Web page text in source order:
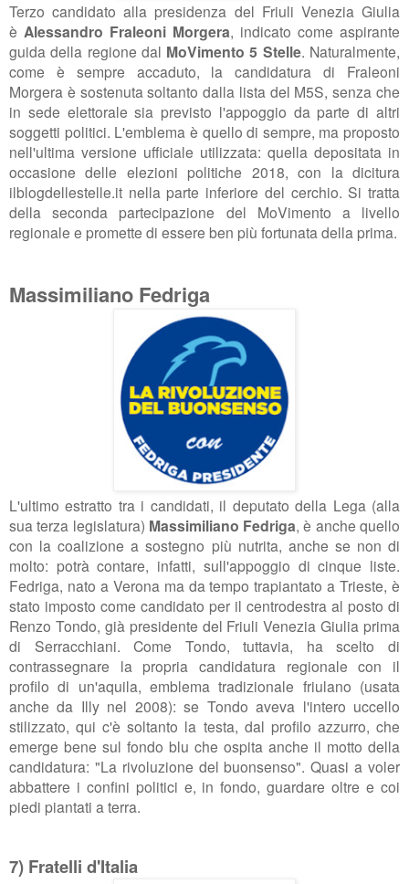
Terzo candidato alla presidenza del Friuli Venezia Giulia
è Alessandro Fraleoni Morgera, indicato come aspirante
guida della regione dal MoVimento 5 Stelle. Naturalmente,
come è sempre accaduto, la candidatura di Fraleoni
Morgera è sostenuta soltanto dalla lista del M5S, senza che
in sede elettorale sia previsto l'appoggio da parte di altri
soggetti politici. L'emblema è quello di sempre, ma proposto
nell'ultima versione ufficiale utilizzata: quella depositata in
occasione delle elezioni politiche 2018, con la dicitura
ilblogdellestelle.it nella parte inferiore del cerchio. Si tratta
della seconda partecipazione del MoVimento a livello
regionale e promette di essere ben più fortunata della prima.
Massimiliano Fedriga
L'ultimo estratto tra i candidati, il deputato della Lega (alla
sua terza legislatura) Massimiliano Fedriga, è anche quello
con la coalizione a sostegno più nutrita, anche se non di
molto: potrà contare, infatti, sull'appoggio di cinque liste.
Fedriga, nato a Verona ma da tempo trapiantato a Trieste, è
stato imposto come candidato per il centrodestra al posto di
Renzo Tondo, già presidente del Friuli Venezia Giulia prima
di Serracchiani. Come Tondo, tuttavia, ha scelto di
contrassegnare la propria candidatura regionale con il
profilo di un'aquila, emblema tradizionale friulano (usata
anche da Illy nel 2008): se Tondo aveva l'intero uccello
stilizzato, qui c'è soltanto la testa, dal profilo azzurro, che
emerge bene sul fondo blu che ospita anche il motto della
candidatura: "La rivoluzione del buonsenso". Quasi a voler
abbattere i confini politici e, in fondo, guardare oltre e coi
piedi piantati a terra.
7) Fratelli d'Italia